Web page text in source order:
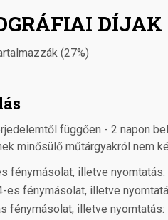
DÍJAK
(27%)
függően - 2 napon
minősülő műtárgyakról nem
fénymásolat, illetve nyomtatás:
es fénymásolat, illetve
fénymásolat, illetve nyomtatás: